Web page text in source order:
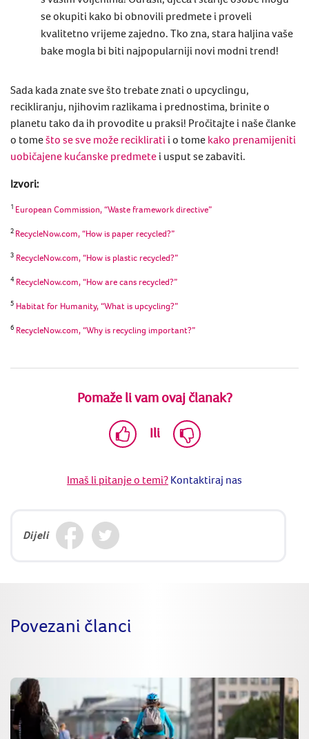
se okupiti kako bi obnovili predmete i proveli
kvalitetno vrijeme zajedno. Tko zna, stara haljina vaše
bake mogla bi biti najpopularniji novi modni trend!
Sada kada znate sve što trebate znati o upcyclingu,
recikliranju, njihovim razlikama i prednostima, brinite o
planetu tako da ih provodite u praksi! Pročitajte i naše članke
o tomešto se sve može reciklirati i o tome kako prenamijeniti
uobičajene kućanske predmete i usput se zabaviti.
Izvori:
1 European Commission, “Waste framework directive”
2 RecycleNow.com, “How is paper recycled?”
3 RecycleNow.com, “How is plastic recycled?”
4 RecycleNow.com, “How are cans recycled?”
5 Habitat for Humanity, “What is upcycling?”
6 RecycleNow.com, “Why is recycling important?”
Pomaže li vam ovaj članak?
Ili
Imaš li pitanje o temi? Kontaktiraj nas
Dijeli
Povezani članci